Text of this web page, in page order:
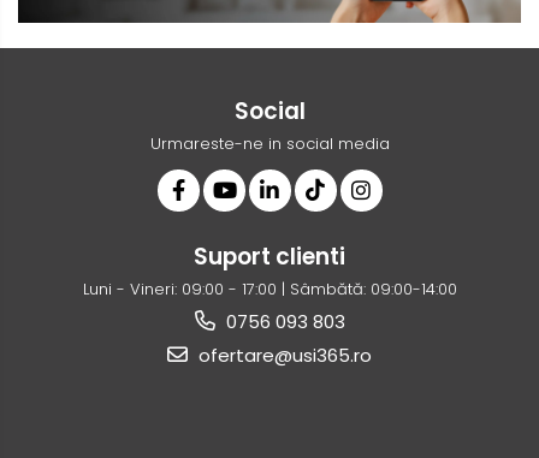
Social
Urmareste-ne in social media
Suport clienti
Luni - Vineri: 09:00 - 17:00 | Sâmbătă: 09:00-14:00
0756 093 803
ofertare@usi365.ro